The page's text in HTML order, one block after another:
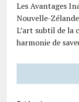
Les Avantages
Nouvelle-Zélande
L’art subtil de la
harmonie de